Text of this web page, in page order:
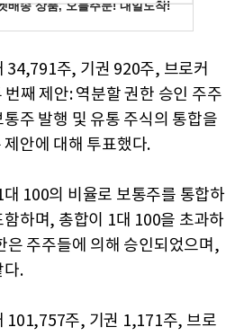
34,791주, 기권 920주, 브로커
째 제안: 역분할 권한 승인 주주
주 발행 및 유통 주식의 통합을
안에 대해 투표했다.
100의 비율로 보통주를 통합하
하며, 총합이 1대 100을 초과하
은 주주들에 의해 승인되었으며,
다.
101,757주, 기권 1,171주, 브로